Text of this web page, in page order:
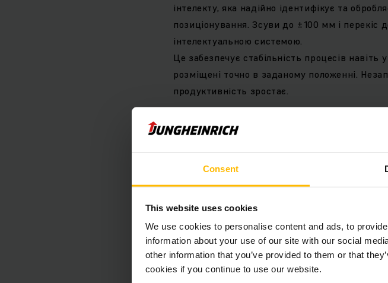
Consent
This website uses cookies
We use cookies to personalise content and ads, to
information about your use of our site with our social
other information that you’ve provided to them or that
cookies if you continue to use our website.
інтелекту, яка надійно ідентифікує та
позиціонування. Зсуви до ±100 мм і перекіс
інтелектуальною системою.
Це забезпечує стабільність процесів
розміщені точно в заданому положенні.
продуктивність зростає.
«Наша інтелектуальна система
Інтеграція без зміни
складу
EAC 212a потребує мінімальних зусиль для